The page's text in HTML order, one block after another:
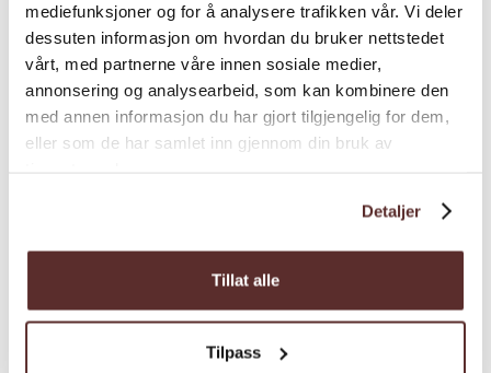
mediefunksjoner og for å analysere trafikken vår. Vi deler
dessuten informasjon om hvordan du bruker nettstedet
vårt, med partnerne våre innen sosiale medier,
annonsering og analysearbeid, som kan kombinere den
med annen informasjon du har gjort tilgjengelig for dem,
eller som de har samlet inn gjennom din bruk av
Detaljer
Tillat alle
Tilpass
Boat | Trips | Boat trips
rv7) 13 km into the Hardangervidda